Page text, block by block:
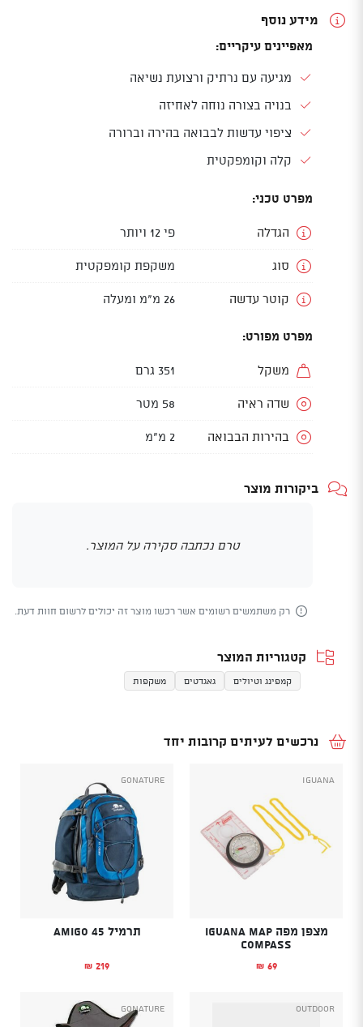
מידע נוסף
מאפיינים עיקריים:
מגיעה עם נרתיק ורצועת נשיאה
בנויה בצורה נוחה לאחיזה
ציפוי עדשות לבבואה בהירה וברורה
קלה וקומפקטית
מפרט טכני:
הגדלה פי 12 ויותר
סוג משקפת קומפקטית
קוטר עדשה 26 מ"מ ומעלה
מפרט מפורט:
משקל 351 גרם
שדה ראיה 58 מטר
בהירות הבבואה 2 מ”מ
ביקורות מוצר
טרם נכתבה סקירה על המוצר.
רק משתמשים רשומים אשר רכשו מוצר זה יכולים לרשום חוות דעת.
קטגוריות המוצר
קמפינג וטיולים גאגדטים משקפות
נרכשים לעיתים קרובות יחד
Iguana
מצפן מפה IGUANA MAP
COMPASS
₪ 69
GoNature
תרמיל AMIGO 45
₪ 219
Outdoor
GoNature